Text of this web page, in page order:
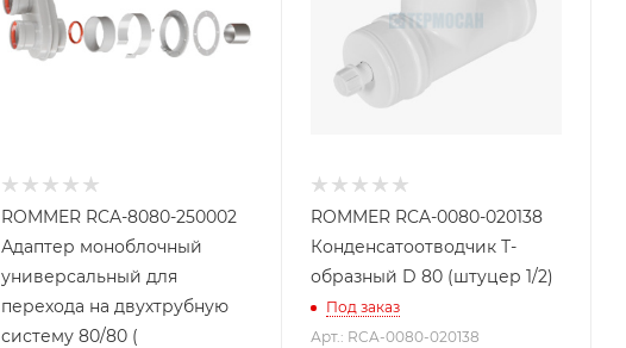
ROMMER RCA-8080-250002
Адаптер моноблочный
универсальный для
перехода на двухтрубную
систему 80/80 (
ROMMER RCA-0080-020138
Конденсатоотводчик Т-
образный D 80 (штуцер 1/2)
Под заказ
Арт.: RCA-0080-020138